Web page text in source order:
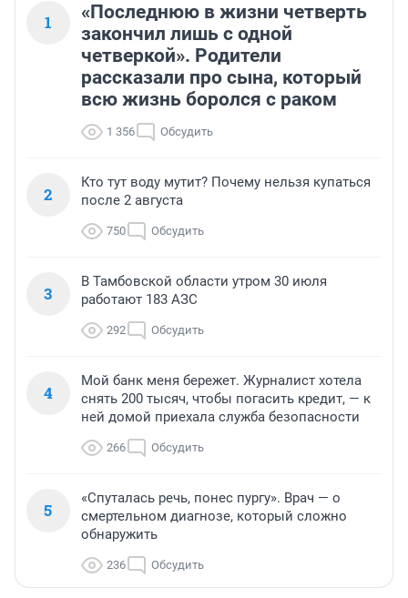
1
«Последнюю в жизни четверть
закончил лишь с одной
четверкой». Родители
рассказали про сына, который
всю жизнь боролся с раком
1 356 Обсудить
2
Кто тут воду мутит? Почему нельзя купаться
после 2 августа
750 Обсудить
3
В Тамбовской области утром 30 июля
работают 183 АЗС
292 Обсудить
4
Мой банк меня бережет. Журналист хотела
снять 200 тысяч, чтобы погасить кредит, — к
ней домой приехала служба безопасности
266 Обсудить
5
«Спуталась речь, понес пургу». Врач — о
смертельном диагнозе, который сложно
обнаружить
236 Обсудить